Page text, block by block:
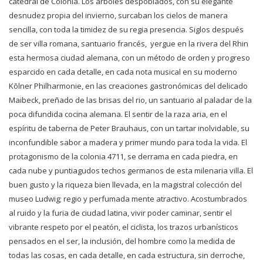
desnudez propia del invierno, surcaban los cielos de manera
sencilla, con toda la timidez de su regia presencia. Siglos después
de ser villa romana, santuario francés, yergue en la rivera del Rhin
esta hermosa ciudad alemana, con un método de orden y progreso
esparcido en cada detalle, en cada nota musical en su moderno
Kõlner Philharmonie, en las creaciones gastronómicas del delicado
Maibeck, preñado de las brisas del rio, un santuario al paladar de la
poca difundida cocina alemana. El sentir de la raza aria, en el
espíritu de taberna de Peter Brauhaus, con un tartar inolvidable, su
inconfundible sabor a madera y primer mundo para toda la vida. El
protagonismo de la colonia 4711, se derrama en cada piedra, en
cada nube y puntiagudos techos germanos de esta milenaria villa. El
buen gusto y la riqueza bien llevada, en la magistral colección del
museo Ludwig; regio y perfumada mente atractivo. Acostumbrados
al ruido y la furia de ciudad latina, vivir poder caminar, sentir el
vibrante respeto por el peatón, el ciclista, los trazos urbanísticos
pensados en el ser, la inclusión, del hombre como la medida de
todas las cosas, en cada detalle, en cada estructura, sin derroche,